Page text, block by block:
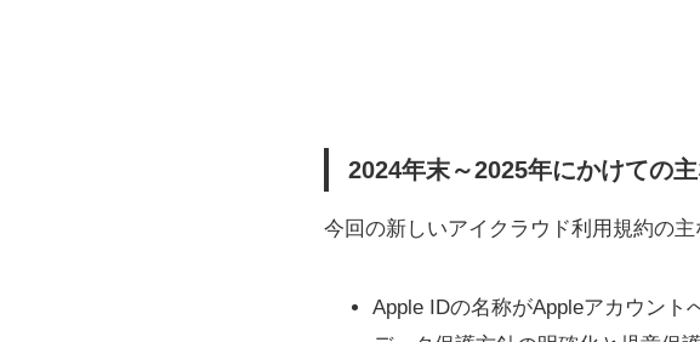
2024年末～2025年にかけての
今回の新しいアイクラウド利用規約の
Apple IDの名称がAppleアカウント